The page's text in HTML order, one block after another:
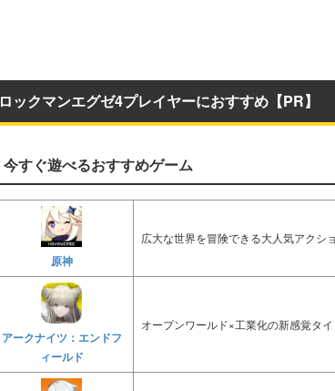
ロックマンエグゼ4プレイヤーにおすすめ【PR】
今すぐ遊べるおすすめゲーム
原神
広大な世界を冒険できる大人気アクシ
アークナイツ：エンドフ
ィールド
オープンワールド×工業化の新感覚タ